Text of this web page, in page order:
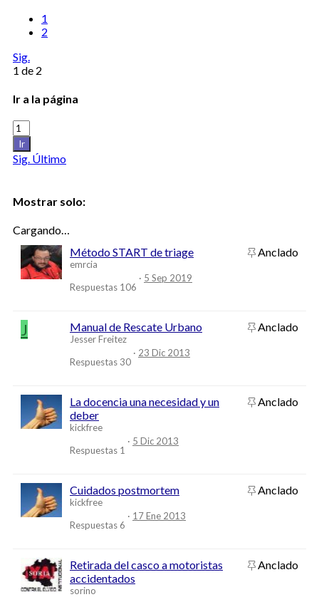
1
2
Sig.
1 de 2
Ir a la página
Ir
Sig. Último
Mostrar solo:
Cargando…
Anclado
Método START de triage
emrcia
Respuestas 106
5 Sep 2019
J Anclado
Manual de Rescate Urbano
Jesser Freitez
Respuestas 30
23 Dic 2013
Anclado
La docencia una necesidad y un
deber
kickfree
Respuestas 1
5 Dic 2013
Anclado
Cuidados postmortem
kickfree
Respuestas 6
17 Ene 2013
Anclado
Retirada del casco a motoristas
accidentados
sorino